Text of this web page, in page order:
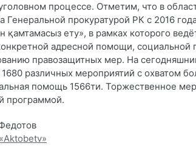
процессе. Отметим, что в
Генеральной прокуратурой РК с 2016
қамтамасыз ету», в рамках которого
адресной помощи, социальной
правозащитных мер. На
различных мероприятий с охватом
помощь 1566ти. Торжественное
программой.
«Aktobetv»